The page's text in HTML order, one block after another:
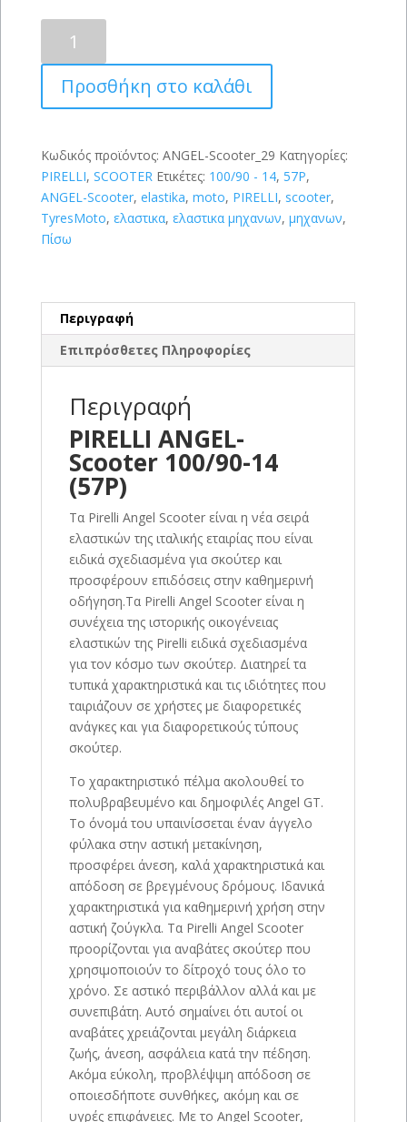
ANGEL-
Scooter
100/90-
14
ποσότητα
Προσθήκη στο καλάθι
Κωδικός προϊόντος: ANGEL-Scooter_29 Κατηγορίες:
PIRELLI, SCOOTER Ετικέτες: 100/90 - 14, 57P,
ANGEL-Scooter, elastika, moto, PIRELLI, scooter,
TyresMoto, ελαστικα, ελαστικα μηχανων, μηχανων,
Πίσω
Περιγραφή
Επιπρόσθετες Πληροφορίες
Περιγραφή
PIRELLI ANGEL-
Scooter 100/90-14
(57P)
Τα Pirelli Angel Scooter είναι η νέα σειρά
ελαστικών της ιταλικής εταιρίας που είναι
ειδικά σχεδιασμένα για σκούτερ και
προσφέρουν επιδόσεις στην καθημερινή
οδήγηση.Τα Pirelli Angel Scooter είναι η
συνέχεια της ιστορικής οικογένειας
ελαστικών της Pirelli ειδικά σχεδιασμένα
για τον κόσμο των σκούτερ. Διατηρεί τα
τυπικά χαρακτηριστικά και τις ιδιότητες που
ταιριάζουν σε χρήστες με διαφορετικές
ανάγκες και για διαφορετικούς τύπους
σκούτερ.
Το χαρακτηριστικό πέλμα ακολουθεί το
πολυβραβευμένο και δημοφιλές Angel GT.
Το όνομά του υπαινίσσεται έναν άγγελο
φύλακα στην αστική μετακίνηση,
προσφέρει άνεση, καλά χαρακτηριστικά και
απόδοση σε βρεγμένους δρόμους. Ιδανικά
χαρακτηριστικά για καθημερινή χρήση στην
αστική ζούγκλα. Τα Pirelli Angel Scooter
προορίζονται για αναβάτες σκούτερ που
χρησιμοποιούν το δίτροχό τους όλο το
χρόνο. Σε αστικό περιβάλλον αλλά και με
συνεπιβάτη. Αυτό σημαίνει ότι αυτοί οι
αναβάτες χρειάζονται μεγάλη διάρκεια
ζωής, άνεση, ασφάλεια κατά την πέδηση.
Ακόμα εύκολη, προβλέψιμη απόδοση σε
οποιεσδήποτε συνθήκες, ακόμη και σε
υγρές επιφάνειες. Με το Angel Scooter,